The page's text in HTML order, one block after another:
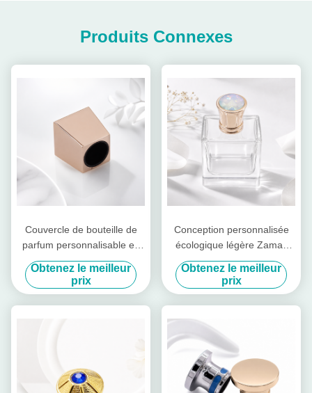
Produits Connexes
Couvercle de bouteille de
parfum personnalisable en
alliage de zinc de couleur
dorée et couvercle de
parfum Zamak pour les
parfums de luxe
Obtenez le meilleur
prix
Conception personnalisée
écologique légère Zamak
bouchon de bouteille de
parfum avec accent de
pierre
Obtenez le meilleur
prix